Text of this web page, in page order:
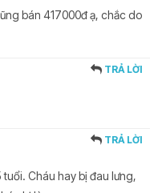
bán 417000đ ạ, chắc do
TRẢ LỜI
TRẢ LỜI
tuổi. Cháu hay bị đau lưng,